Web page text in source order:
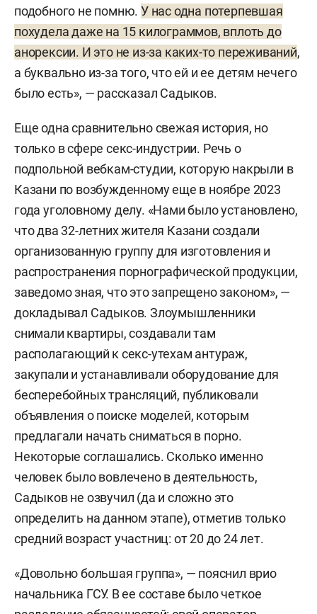
подобного не помню.У нас одна потерпевшая
похудела даже на 15 килограммов, вплоть до
анорексии. И это не из-за каких-то переживаний,
а буквально из-за того, что ей и ее детям нечего
было есть», — рассказал Садыков.
Еще одна сравнительно свежая история, но
только в сфере секс-индустрии. Речь о
подпольной вебкам-студии, которую накрыли в
Казани по возбужденному еще в ноябре 2023
года уголовному делу. «Нами было установлено,
что два 32-летних жителя Казани создали
организованную группу для изготовления и
распространения порнографической продукции,
заведомо зная, что это запрещено законом», —
докладывал Садыков. Злоумышленники
снимали квартиры, создавали там
располагающий к секс-утехам антураж,
закупали и устанавливали оборудование для
бесперебойных трансляций, публиковали
объявления о поиске моделей, которым
предлагали начать сниматься в порно.
Некоторые соглашались. Сколько именно
человек было вовлечено в деятельность,
Садыков не озвучил (да и сложно это
определить на данном этапе), отметив только
средний возраст участниц: от 20 до 24 лет.
«Довольно большая группа», — пояснил врио
начальника ГСУ. В ее составе было четкое